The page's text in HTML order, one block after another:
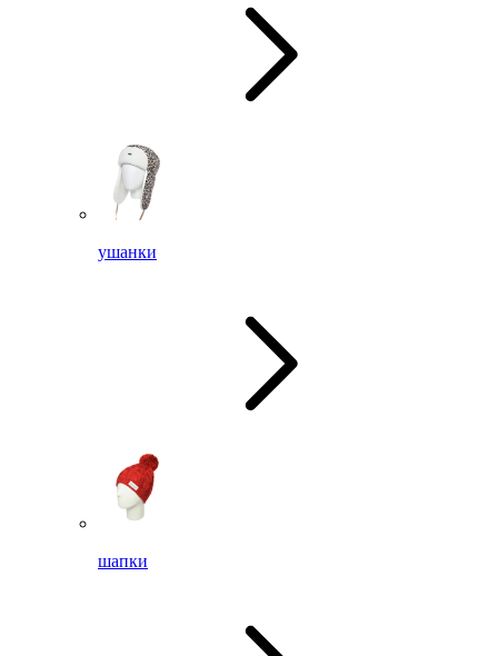
ушанки
шапки